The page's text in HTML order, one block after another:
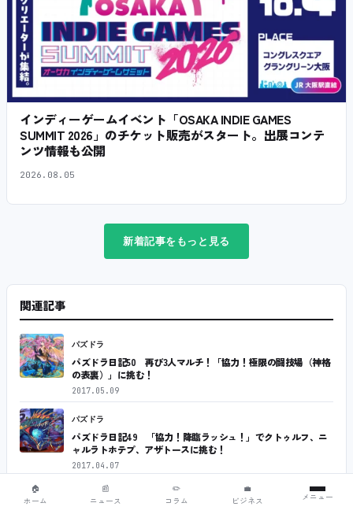
インディーゲームイベント「OSAKA INDIE GAMES
SUMMIT 2026」のチケット販売がスタート。出展コンテ
ンツ情報も公開
2026.08.05
新着記事をもっと見る
関連記事
パズドラ
パズドラ日記50 再び3人マルチ！「協力！極限の闘技場（神格
の表裏）」に挑む！
2017.05.09
パズドラ
パズドラ日記49 「協力！降臨ラッシュ！」でクトゥルフ、ニ
ャルラトホテプ、アザトースに挑む！
2017.04.07
パズドラ
🏠
ホーム
📰
ニュース
✏️
コラム
💼
ビジネス
メニュー